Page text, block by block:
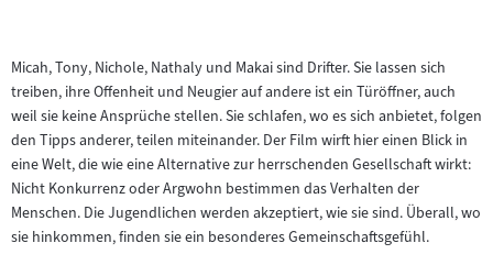
Micah, Tony, Nichole, Nathaly und Makai sind Drifter. Sie lassen sich
treiben, ihre Offenheit und Neugier auf andere ist ein Türöffner, auch
weil sie keine Ansprüche stellen. Sie schlafen, wo es sich anbietet, folgen
den Tipps anderer, teilen miteinander. Der Film wirft hier einen Blick in
eine Welt, die wie eine Alternative zur herrschenden Gesellschaft wirkt:
Nicht Konkurrenz oder Argwohn bestimmen das Verhalten der
Menschen. Die Jugendlichen werden akzeptiert, wie sie sind. Überall, wo
sie hinkommen, finden sie ein besonderes Gemeinschaftsgefühl.